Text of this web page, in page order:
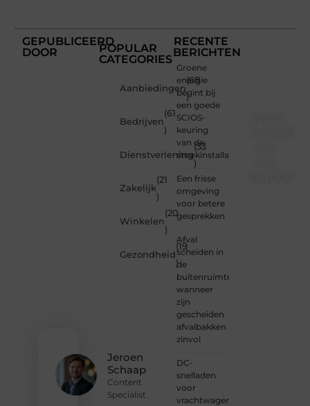
GEPUBLICEERD
DOOR
Jeroen
Schaap
Content
Specialist
POPULAR
CATEGORIES
Aanbiedingen
(68
)
Bedrijven
(61
)
Dienstverlening
(33
)
Zakelijk
(21
)
Winkelen
(20
)
Gezondheid
(19
)
RECENTE
BERICHTEN
Groene
energie
begint bij
een goede
SCIOS-
keuring
van de
stookinstallatie
Een frisse
omgeving
voor betere
gesprekken
Afval
scheiden in
de
buitenruimte:
wanneer
zijn
gescheiden
afvalbakken
zinvol
DC-
snelladen
voor
vrachtwagens